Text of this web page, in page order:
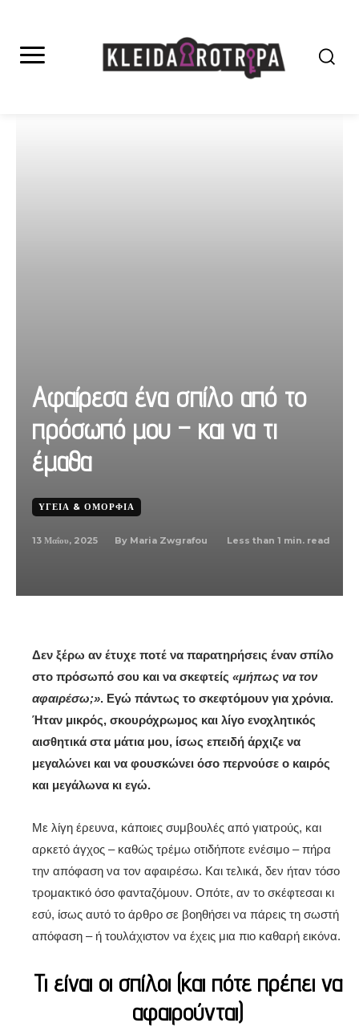
Αφαίρεσα ένα σπίλο από το
πρόσωπό μου – και να τι
έμαθα
ΥΓΕΊΑ & ΟΜΟΡΦΙΆ
13 Μαΐου, 2025 By Maria Zwgrafou Less than 1 min. read
Δεν ξέρω αν έτυχε ποτέ να παρατηρήσεις έναν σπίλο
στο πρόσωπό σου και να σκεφτείς «μήπως να τον
αφαιρέσω;». Εγώ πάντως το σκεφτόμουν για χρόνια.
Ήταν μικρός, σκουρόχρωμος και λίγο ενοχλητικός
αισθητικά στα μάτια μου, ίσως επειδή άρχιζε να
μεγαλώνει και να φουσκώνει όσο περνούσε ο καιρός
και μεγάλωνα κι εγώ.
Με λίγη έρευνα, κάποιες συμβουλές από γιατρούς, και
αρκετό άγχος – καθώς τρέμω οτιδήποτε ενέσιμο – πήρα
την απόφαση να τον αφαιρέσω. Και τελικά, δεν ήταν τόσο
τρομακτικό όσο φανταζόμουν. Οπότε, αν το σκέφτεσαι κι
εσύ, ίσως αυτό το άρθρο σε βοηθήσει να πάρεις τη σωστή
απόφαση – ή τουλάχιστον να έχεις μια πιο καθαρή εικόνα.
Τι είναι οι σπίλοι (και πότε πρέπει να
αφαιρούνται)